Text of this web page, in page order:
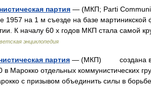
партия — (МКП; Parti
1957 на 1 м съезде на базе мартиникской
К началу 60 х годов МКП стала самой
энциклопедия
партия — (МКП) создана в
в Марокко отдельных коммунистических
с призывом объединить силы в